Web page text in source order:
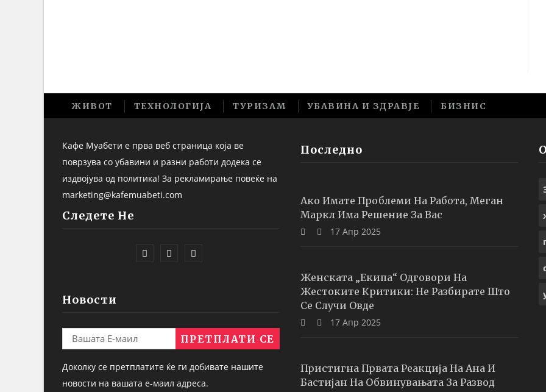
ЖИВОТ ТЕХНОЛОГИЈА ТУРИЗАМ УБАВИНА И ЗДРАВЈЕ БИЗНИС
Кафе Муабети е прва веб страница која ве
поврзува со убавини и разни работи додека се
издвојува од политика! За рекламирање повеќе на
marketing@kafemuabeti.com
Следете Не
Новости
Доколку се претплатите ќе ги добивате нашите
новости на вашата е-маил адреса.
Последно
Ако Имате Проблеми На Работа, Меган
Маркл Има Решение За Вас
17 Апр 2025
Женската „екипа“ Одговори На
Жестоките Критики: Не Разбирате Што
Се Случи Овде
17 Апр 2025
Пристигна Првата Реакција На Ана И
Бастијан На Обвинувањата За Развод